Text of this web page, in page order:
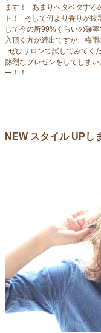
ます！ あまりベタベタする
ト！ そして何より香りが
して今の所99%くらいの確
入頂く方が続出ですが、梅
ぜひサロンで試してみてく
熱烈なプレゼンをしてしま
ー！！
NEW スタイル UPし